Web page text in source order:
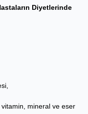
Diyetlerinde
mineral ve eser